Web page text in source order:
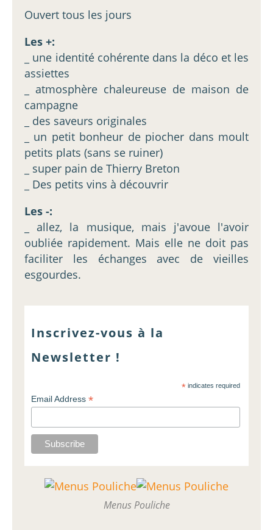
Ouvert tous les jours
Les +:
_ une identité cohérente dans la déco et les
assiettes
_ atmosphère chaleureuse de maison de
campagne
_ des saveurs originales
_ un petit bonheur de piocher dans moult
petits plats (sans se ruiner)
_ super pain de Thierry Breton
_ Des petits vins à découvrir
Les -:
_ allez, la musique, mais j'avoue l'avoir
oubliée rapidement. Mais elle ne doit pas
faciliter les échanges avec de vieilles
esgourdes.
Inscrivez-vous à la
Newsletter !
*indicates required
Email Address*
Menus Pouliche